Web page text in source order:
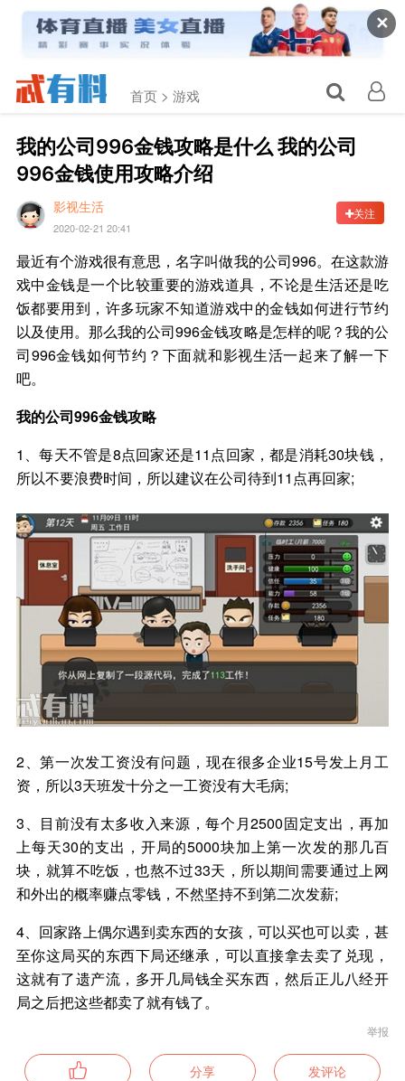
✕
首页 > 游戏
我的公司996金钱攻略是什么 我的公司
996金钱使用攻略介绍
影视生活
2020-02-21 20:41
关注
最近有个游戏很有意思，名字叫做我的公司996。在这款游
戏中金钱是一个比较重要的游戏道具，不论是生活还是吃
饭都要用到，许多玩家不知道游戏中的金钱如何进行节约
以及使用。那么我的公司996金钱攻略是怎样的呢？我的公
司996金钱如何节约？下面就和影视生活一起来了解一下
吧。
我的公司996金钱攻略
1、每天不管是8点回家还是11点回家，都是消耗30块钱，
所以不要浪费时间，所以建议在公司待到11点再回家;
2、第一次发工资没有问题，现在很多企业15号发上月工
资，所以3天班发十分之一工资没有大毛病;
3、目前没有太多收入来源，每个月2500固定支出，再加
上每天30的支出，开局的5000块加上第一次发的那几百
块，就算不吃饭，也熬不过33天，所以期间需要通过上网
和外出的概率赚点零钱，不然坚持不到第二次发薪;
4、回家路上偶尔遇到卖东西的女孩，可以买也可以卖，甚
至你这局买的东西下局还继承，可以直接拿去卖了兑现，
这就有了遗产流，多开几局钱全买东西，然后正儿八经开
局之后把这些都卖了就有钱了。
举报
分享 发评论